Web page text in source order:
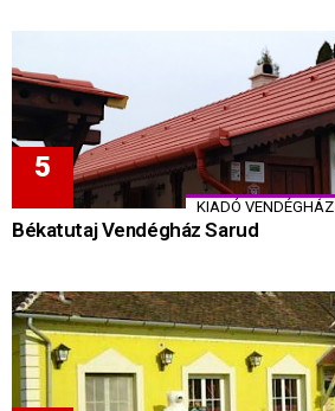
KIADÓ VENDÉGHÁZ
Békatutaj Vendégház Sarud